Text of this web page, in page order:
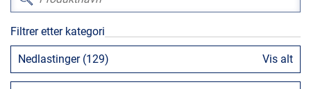
Høyspenningskabeltilbehør
Mellomspenningskabeltilbehør
Referanser
Filtrer etter kategori
Nedlastinger (129) Vis alt